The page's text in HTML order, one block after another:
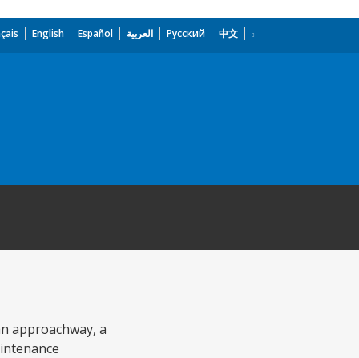
English Español العربية Русский 中文
approachway, a